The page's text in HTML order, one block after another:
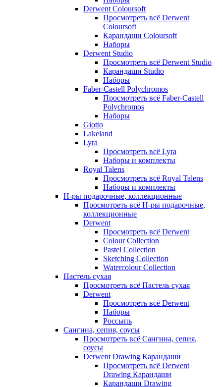
Derwent Coloursoft
Просмотреть всё Derwent
Coloursoft
Карандаши Coloursoft
Наборы
Derwent Studio
Просмотреть всё Derwent Studio
Карандаши Studio
Наборы
Faber-Castell Polychromos
Просмотреть всё Faber-Castell
Polychromos
Наборы
Giotto
Lakeland
Lyra
Просмотреть всё Lyra
Наборы и комплекты
Royal Talens
Просмотреть всё Royal Talens
Наборы и комплекты
Н-ры подарочные, коллекционные
Просмотреть всё Н-ры подарочные,
коллекционные
Derwent
Просмотреть всё Derwent
Colour Collection
Pastel Collection
Sketching Collection
Watercolour Collection
Пастель сухая
Просмотреть всё Пастель сухая
Derwent
Просмотреть всё Derwent
Наборы
Россыпь
Сангина, сепия, соусы
Просмотреть всё Сангина, сепия,
соусы
Derwent Drawing Карандаши
Просмотреть всё Derwent
Drawing Карандаши
Карандаши Drawing